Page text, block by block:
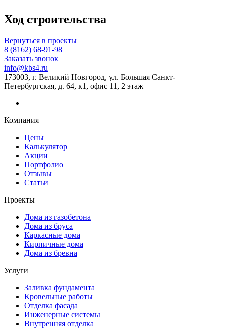
Ход строительства
Вернуться в проекты
8 (8162) 68-91-98
Заказать звонок
info@kbs4.ru
173003, г. Великий Новгород, ул. Большая Санкт-
Петербургская, д. 64, к1, офис 11, 2 этаж
Компания
Цены
Калькулятор
Акции
Портфолио
Отзывы
Статьи
Проекты
Дома из газобетона
Дома из бруса
Каркасные дома
Кирпичные дома
Дома из бревна
Услуги
Заливка фундамента
Кровельные работы
Отделка фасада
Инженерные системы
Внутренняя отделка